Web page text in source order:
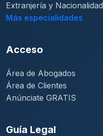
Extranjería y Nacionalidad
Más especialidades
Acceso
Área de Abogados
Área de Clientes
Anúnciate GRATIS
Guía Legal